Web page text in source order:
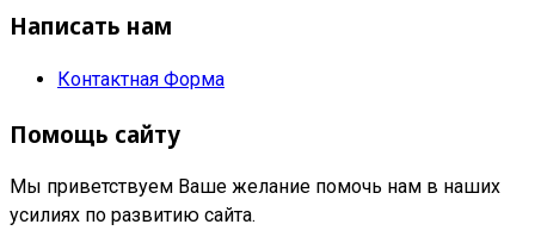
Написать нам
Контактная Форма
Помощь сайту
Мы приветствуем Ваше желание помочь нам в наших
усилиях по развитию сайта.